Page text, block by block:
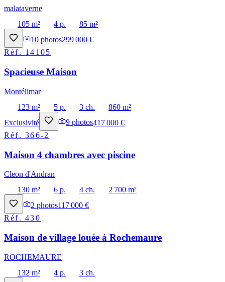
malataverne
105 m²
4 p.
85 m²
10 photos299 000 €
Réf. 14105
Spacieuse Maison
Montélimar
123 m²
5 p. 3 ch.
860 m²
Exclusivité
9 photos417 000 €
Réf.366-2
Maison 4 chambres avec piscine
Cleon d'Andran
130 m²
6 p. 4 ch.
2 700 m²
2 photos117 000 €
Réf.430
Maison de village louée à Rochemaure
ROCHEMAURE
132 m²
4 p.
3 ch.